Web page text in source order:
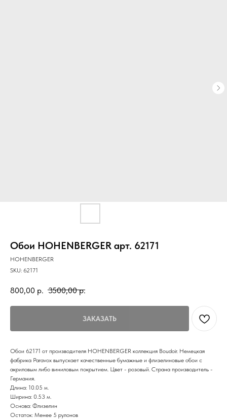
Обои HOHENBERGER арт. 62171
HOHENBERGER
SKU: 62171
800,00 р. 3500,00 р.
ЗАКАЗАТЬ
Обои 62171 от производителя HOHENBERGER коллекция Boudoir. Немецкая
фабрика Paravox выпускает качественные бумажные и флизелиновые обои с
акриловым либо виниловым покрытием. Цвет - розовый. Страна производитель -
Германия.
Длина: 10.05 м.
Ширина: 0.53 м.
Основа: Флизелин
Остаток: Менее 5 рулонов